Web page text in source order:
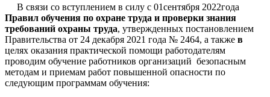
В связи со вступлением в силу с 01сентября 2022года
Правил обучения по охране труда и проверки знания
требований охраны труда, утвержденных постановлением
Правительства от 24 декабря 2021 года № 2464, а также в
целях оказания практической помощи работодателям
проводим обучение работников организаций безопасным
методам и приемам работ повышенной опасности по
следующим программам обучения: